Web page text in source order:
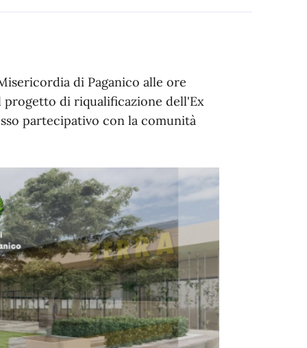
di Paganico alle ore
di riqualificazione dell'Ex
partecipativo con la comunità